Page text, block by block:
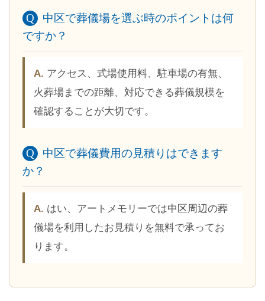
中区で葬儀場を選ぶ時のポイントは何
ですか？
アクセス、式場使用料、駐車場の有無、
火葬場までの距離、対応できる葬儀規模を
確認することが大切です。
中区で葬儀費用の見積りはできます
か？
はい、アートメモリーでは中区周辺の葬
儀場を利用したお見積りを無料で承ってお
ります。